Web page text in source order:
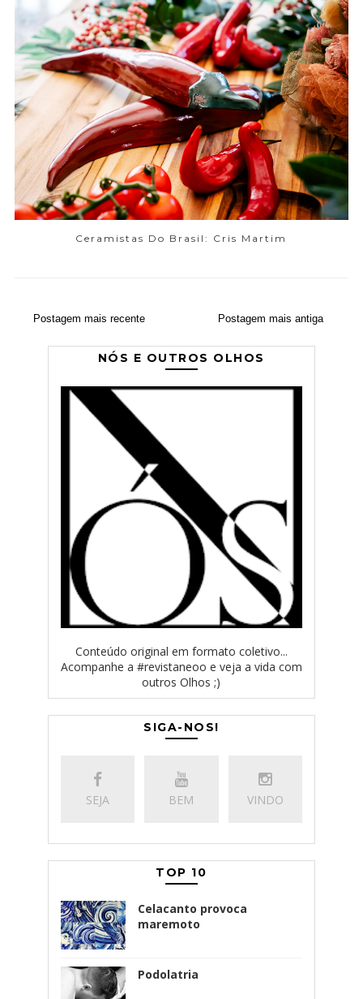
Ceramistas Do Brasil: Cris Martim
Postagem mais recente Postagem mais antiga
NÓS E OUTROS OLHOS
Conteúdo original em formato coletivo...
Acompanhe a #revistaneoo e veja a vida com
outros Olhos ;)
SIGA-NOS!
SEJA BEM VINDO
TOP 10
Celacanto provoca
maremoto
Podolatria